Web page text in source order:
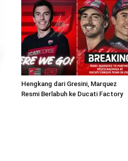
Hengkang dari Gresini, Marquez
Resmi Berlabuh ke Ducati Factory